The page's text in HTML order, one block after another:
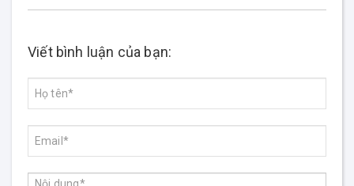
Viết bình luận của bạn: